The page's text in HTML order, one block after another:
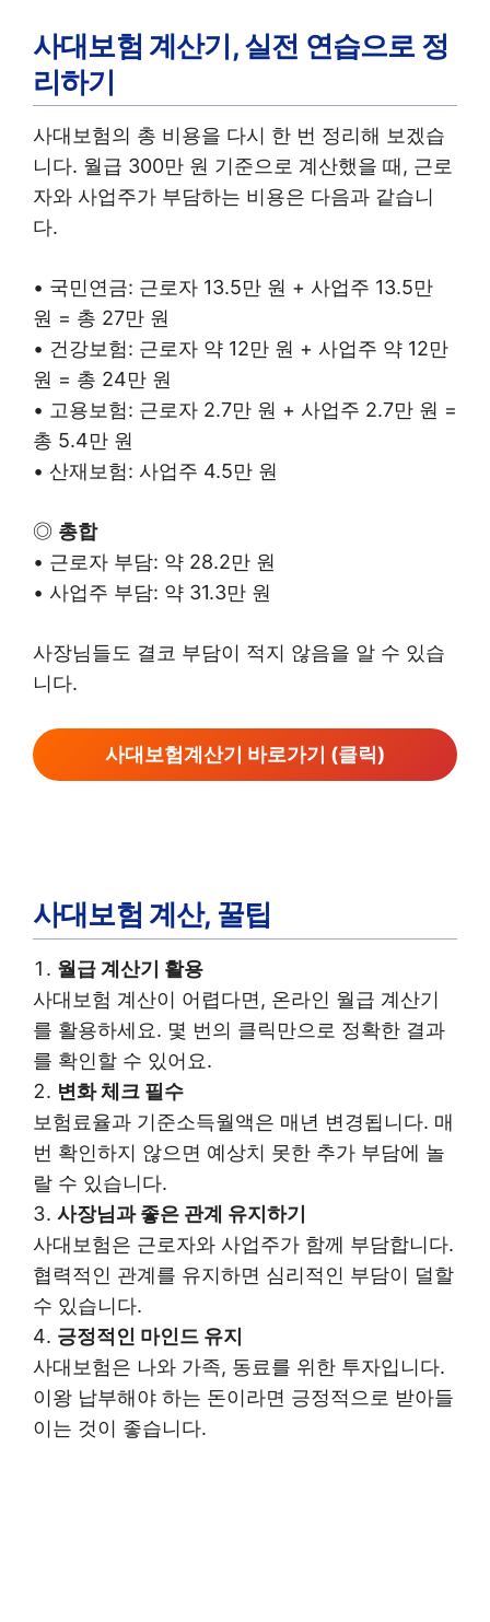
사대보험 계산기, 실전 연습으로 정
리하기
사대보험의 총 비용을 다시 한 번 정리해 보겠습
니다. 월급 300만 원 기준으로 계산했을 때, 근로
자와 사업주가 부담하는 비용은 다음과 같습니
다.
• 국민연금: 근로자 13.5만 원 + 사업주 13.5만
원 = 총 27만 원
• 건강보험: 근로자 약 12만 원 + 사업주 약 12만
원 = 총 24만 원
• 고용보험: 근로자 2.7만 원 + 사업주 2.7만 원 =
총 5.4만 원
• 산재보험: 사업주 4.5만 원
◎ 총합
• 근로자 부담: 약 28.2만 원
• 사업주 부담: 약 31.3만 원
사장님들도 결코 부담이 적지 않음을 알 수 있습
니다.
사대보험계산기 바로가기 (클릭)
사대보험 계산, 꿀팁
월급 계산기 활용
사대보험 계산이 어렵다면, 온라인 월급 계산기
를 활용하세요. 몇 번의 클릭만으로 정확한 결과
를 확인할 수 있어요.
변화 체크 필수
보험료율과 기준소득월액은 매년 변경됩니다. 매
번 확인하지 않으면 예상치 못한 추가 부담에 놀
랄 수 있습니다.
사장님과 좋은 관계 유지하기
사대보험은 근로자와 사업주가 함께 부담합니다.
협력적인 관계를 유지하면 심리적인 부담이 덜할
수 있습니다.
긍정적인 마인드 유지
사대보험은 나와 가족, 동료를 위한 투자입니다.
이왕 납부해야 하는 돈이라면 긍정적으로 받아들
이는 것이 좋습니다.